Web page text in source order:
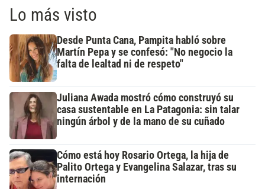
Lo más visto
Desde Punta Cana, Pampita habló sobre
Martín Pepa y se confesó: "No negocio la
falta de lealtad ni de respeto"
Juliana Awada mostró cómo construyó su
casa sustentable en La Patagonia: sin talar
ningún árbol y de la mano de su cuñado
Cómo está hoy Rosario Ortega, la hija de
Palito Ortega y Evangelina Salazar, tras su
internación